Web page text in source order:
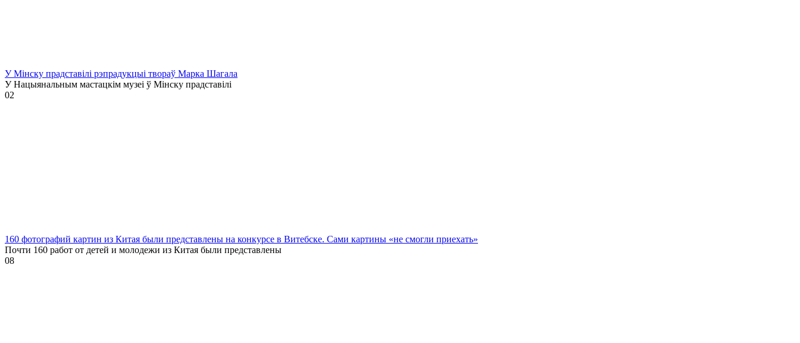
У Мінску прадставілі рэпрадукцыі твораў Марка Шагала
У Нацыянальным мастацкім музеі ў Мінску прадставілі
02
160 фотографий картин из Китая были представлены на конкурсе в Витебске. Сами картины «не смогли приехать»
Почти 160 работ от детей и молодежи из Китая были представлены
08